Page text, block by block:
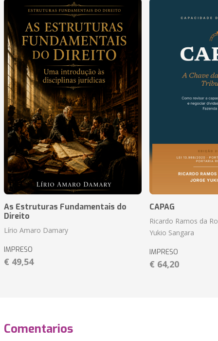
As Estruturas Fundamentais do
Direito
Lírio Amaro Damary
IMPRESO
€ 49,54
CAPAG
Ricardo Ramos da
Yukio Sangara
IMPRESO
€ 64,20
Comentarios